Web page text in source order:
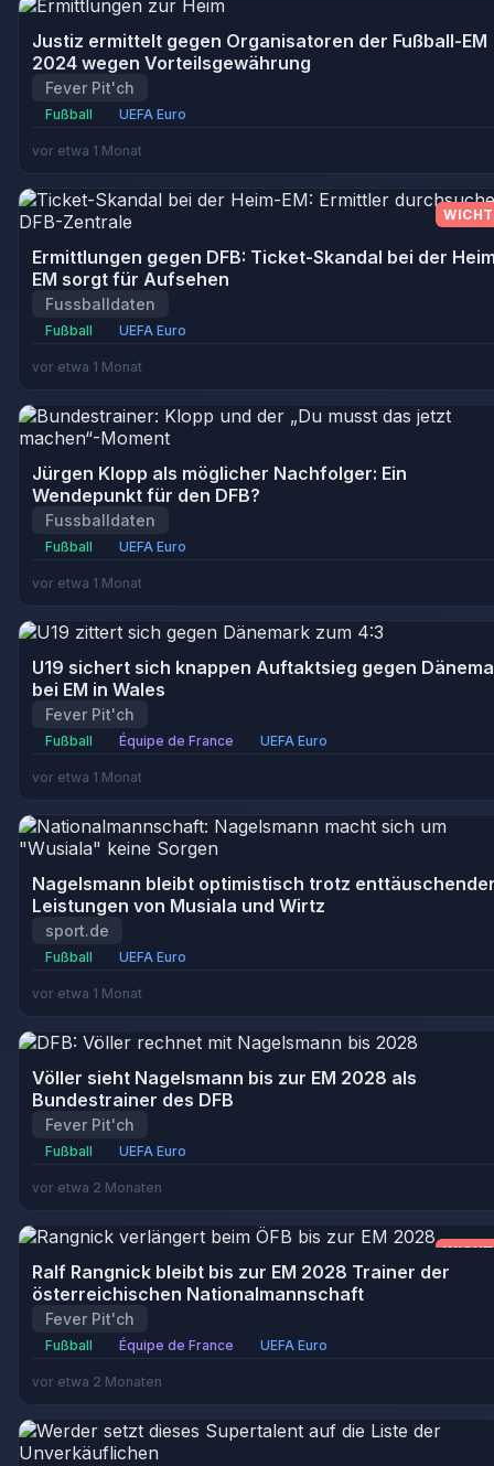
Justiz ermittelt gegen Organisatoren der Fußball-EM
2024 wegen Vorteilsgewährung
Fever Pit'ch
Fußball UEFA Euro
vor etwa 1 Monat
Ermittlungen gegen DFB: Ticket-Skandal bei der
EM sorgt für Aufsehen
Fussballdaten
Fußball UEFA Euro
vor etwa 1 Monat
Jürgen Klopp als möglicher Nachfolger: Ein
Wendepunkt für den DFB?
Fussballdaten
Fußball UEFA Euro
vor etwa 1 Monat
U19 sichert sich knappen Auftaktsieg gegen
bei EM in Wales
Fever Pit'ch
Fußball Équipe de France UEFA Euro
vor etwa 1 Monat
Nagelsmann bleibt optimistisch trotz
Leistungen von Musiala und Wirtz
sport.de
Fußball UEFA Euro
vor etwa 1 Monat
Völler sieht Nagelsmann bis zur EM 2028 als
Bundestrainer des DFB
Fever Pit'ch
Fußball UEFA Euro
vor etwa 2 Monaten
Ralf Rangnick bleibt bis zur EM 2028 Trainer der
österreichischen Nationalmannschaft
Fever Pit'ch
Fußball Équipe de France UEFA Euro
vor etwa 2 Monaten